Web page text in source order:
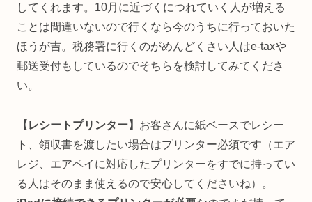
してくれます。10月に近づくにつれていく人が増える
ことは間違いないので行くなら今のうちに行っておいた
ほうが吉。税務署に行くのがめんどくさい人はe-taxや
郵送受付もしているのでそちらを検討してみてくださ
い。
【レシートプリンター】 お客さんに紙ベースでレシー
ト、領収書を渡したい場合はプリンター必須です（エア
レジ、エアペイに対応したプリンターをすでに持ってい
る人はそのまま使えるので安心してくださいね）。